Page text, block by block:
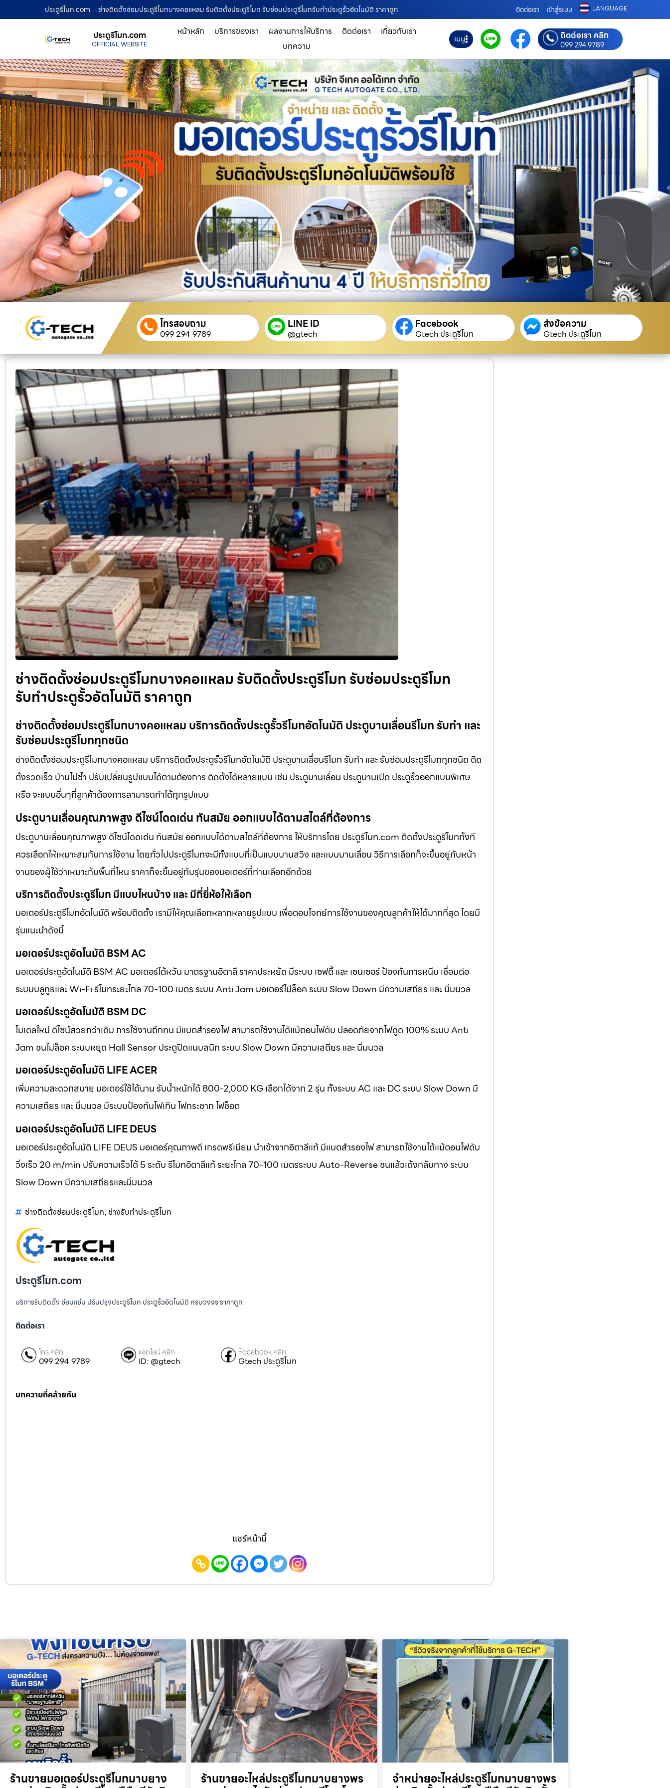
ประตูรีโมท.com : ช่างติดตั้งซ่อมประตูรีโมทบางคอแหลม รับติดตั้งประตูรีโมท รับซ่อมประตูรีโมทรับทำประตูรั้วอัตโนมัติ ราคาถูก ติดต่อเรา เข้าสู่ระบบ LANGUAGE
ประตูรีโมท.com
OFFICIAL WEBSITE
หน้าหลัก บริการของเรา ผลงานการให้บริการ ติดต่อเรา
เกี่ยวกับเรา
บทความ
เมนู ติดต่อเรา คลิก
099 294 9789
โทรสอบถาม
099 294 9789
LINE ID
@gtech
Facebook
Gtech ประตูรีโมท
ส่งข้อความ
Gtech ประตูรีโมท
ช่างติดตั้งซ่อมประตูรีโมทบางคอแหลม รับติดตั้งประตูรีโมท รับซ่อมประตูรีโมท
รับทำประตูรั้วอัตโนมัติ ราคาถูก
ช่างติดตั้งซ่อมประตูรีโมทบางคอแหลม บริการติดตั้งประตูรั้วรีโมทอัตโนมัติ ประตูบานเลื่อนรีโมท รับทำ และ
รับซ่อมประตูรีโมททุกชนิด
ช่างติดตั้งซ่อมประตูรีโมทบางคอแหลม บริการติดตั้งประตูรั้วรีโมทอัตโนมัติ ประตูบานเลื่อนรีโมท รับทำ และ รับซ่อมประตูรีโมททุกชนิด ติด
ตั้งรวดเร็ว บ้านไม่ช้ำ ปรับเปลี่ยนรูปแบบได้ตามต้องการ ติดตั้งได้หลายแบบ เช่น ประตูบานเลื่อน ประตูบานเปิด ประตูรั้วออกแบบพิเศษ
หรือ จะแบบอื่นๆที่ลูกค้าต้องการสามารถทำได้ทุกรูปแบบ
ประตูบานเลื่อนคุณภาพสูง ดีไซน์โดดเด่น ทันสมัย ออกแบบได้ตามสไตล์ที่ต้องการ
ประตูบานเลื่อนคุณภาพสูง ดีไซน์โดดเด่น ทันสมัย ออกแบบได้ตามสไตล์ที่ต้องการ ให้บริการโดย ประตูรีโมท.com ติดตั้งประตูรีโมททั้งที
ควรเลือกให้เหมาะสมกับการใช้งาน โดยทั่วไปประตูรีโมทจะมีทั้งแบบที่เป็นแบบบานสวิง และแบบบานเลื่อน วิธีการเลือกก็จะขึ้นอยู่กับหน้า
งานของผู้ใช้ว่าเหมาะกับพื้นที่ไหน ราคาก็จะขึ้นอยู่กับรุ่นของมอเตอร์ที่ท่านเลือกอีกด้วย
บริการติดตั้งประตูรีโมท มีแบบไหนบ้าง และ มีกี่ยี่ห้อให้เลือก
มอเตอร์ประตูรีโมทอัตโนมัติ พร้อมติดตั้ง เรามีให้คุณเลือกหลากหลายรูปแบบ เพื่อตอบโจทย์การใช้งานของคุณลูกค้าให้ได้มากที่สุด โดยมี
รุ่นแนะนำดังนี้
มอเตอร์ประตูอัตโนมัติ BSM AC
มอเตอร์ประตูอัตโนมัติ BSM AC มอเตอร์ไต้หวัน มาตรฐานอิตาลี ราคาประหยัด มีระบบ เซฟตี้ และ เซนเซอร์ ป้องกันการหนีบ เชื่อมต่อ
ระบบบลูทูธและ Wi-Fi รีโมทระยะไกล 70-100 เมตร ระบบ Anti Jam มอเตอร์ไม่ล็อค ระบบ Slow Down มีความเสถียร และ นิ่มนวล
มอเตอร์ประตูอัตโนมัติ BSM DC
โมเดลใหม่ ดีไซน์สวยกว่าเดิม การใช้งานถึกทน มีแบตสำรองไฟ สามารถใช้งานได้แม้ตอนไฟดับ ปลอดภัยจากไฟดูด 100% ระบบ Anti
Jam ชนไม่ล็อค ระบบหยุด Hall Sensor ประตูปิดแนบสนิท ระบบ Slow Down มีความเสถียร และ นิ่มนวล
มอเตอร์ประตูอัตโนมัติ LIFE ACER
เพิ่มความสะดวกสบาย มอเตอร์ใช้ได้นาน รับน้ำหนักได้ 800-2,000 KG เลือกได้จาก 2 รุ่น ทั้งระบบ AC และ DC ระบบ Slow Down มี
ความเสถียร และ นิ่มนวล มีระบบป้องกันไฟเกิน ไฟกระชาก ไฟช็อต
มอเตอร์ประตูอัตโนมัติ LIFE DEUS
มอเตอร์ประตูอัตโนมัติ LIFE DEUS มอเตอร์คุณภาพดี เกรดพรีเมียม นำเข้าจากอิตาลีแท้ มีแบตสำรองไฟ สามารถใช้งานได้แม้ตอนไฟดับ
วิ่งเร็ว 20 m/min ปรับความเร็วได้ 5 ระดับ รีโมทอิตาลีแท้ ระยะไกล 70-100 เมตรระบบ Auto-Reverse ชนแล้วเด้งกลับทาง ระบบ
Slow Down มีความเสถียรและนิ่มนวล
ช่างติดตั้งซ่อมประตูรีโมท, ช่างรับทำประตูรีโมท
ประตูรีโมท.com
บริการรับติดตั้ง ซ่อมแซ่ม ปรับปรุงประตูรีโมท ประตูรั้วอัตโนมัติ ครบวงจร ราคาถูก
ติดต่อเรา
โทร คลิก
099 294 9789
แอดไลน์ คลิก
ID: @gtech
Facebook คลิก
Gtech ประตูรีโมท
บทความที่คล้ายกัน
แชร์หน้านี้
ร้านขายมอเตอร์ประตูรีโมทมาบยาง ร้านขายอะไหล่ประตูรีโมทมาบยางพร จำหน่ายอะไหล่ประตูรีโมทมาบยางพร